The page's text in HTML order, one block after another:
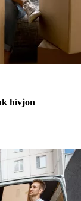
hívjon